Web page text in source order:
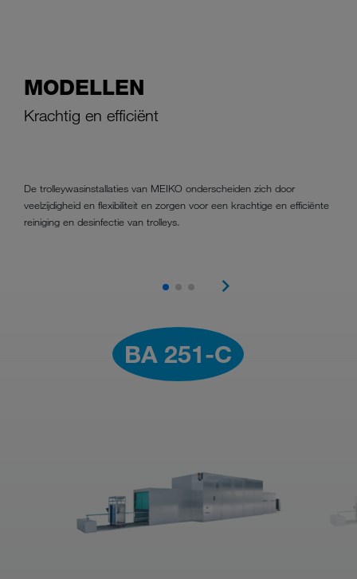
MODELLEN
Krachtig en efficiënt
De trolleywasinstallaties van MEIKO onderscheiden zich door
veelzijdigheid en flexibiliteit en zorgen voor een krachtige en efficiënte
reiniging en desinfectie van trolleys.
BA 251-C